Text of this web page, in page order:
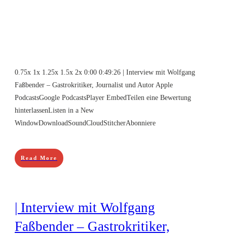
0.75x 1x 1.25x 1.5x 2x 0:00 0:49:26 | Interview mit Wolfgang
Faßbender – Gastrokritiker, Journalist und Autor Apple
PodcastsGoogle PodcastsPlayer EmbedTeilen eine Bewertung
hinterlassenListen in a New
WindowDownloadSoundCloudStitcherAbonniere
Read More
| Interview mit Wolfgang
Faßbender – Gastrokritiker,